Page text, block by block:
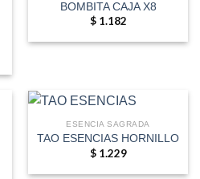
BOMBITA CAJA X8
$1.182
ESENCIA SAGRADA
TAO ESENCIAS HORNILLO
$1.229